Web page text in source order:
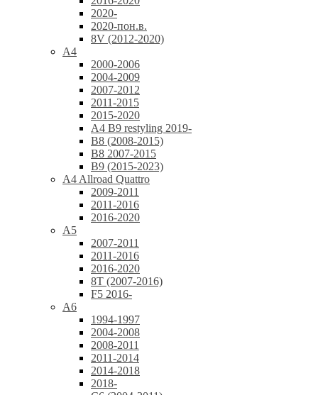
2020-
2020-пон.в.
8V (2012-2020)
A4
2000-2006
2004-2009
2007-2012
2011-2015
2015-2020
A4 B9 restyling 2019-
B8 (2008-2015)
B8 2007-2015
B9 (2015-2023)
A4 Allroad Quattro
2009-2011
2011-2016
2016-2020
A5
2007-2011
2011-2016
2016-2020
8T (2007-2016)
F5 2016-
A6
1994-1997
2004-2008
2008-2011
2011-2014
2014-2018
2018-